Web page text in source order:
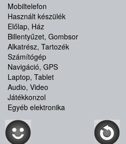
Mobiltelefon
Használt készülék
Előlap, Ház
Billentyűzet, Gombsor
Alkatrész, Tartozék
Számítógép
Navigáció, GPS
Laptop, Tablet
Audio, Video
Játékkonzol
Egyéb elektronika